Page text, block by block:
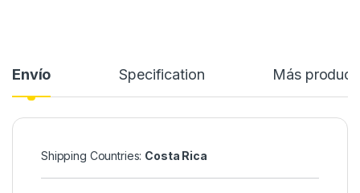
Envío Specification Más
Shipping Countries: Costa Rica